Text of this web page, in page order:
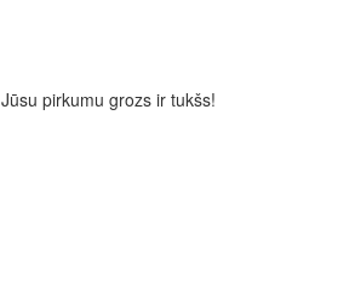
Jūsu pirkumu grozs ir tukšs!